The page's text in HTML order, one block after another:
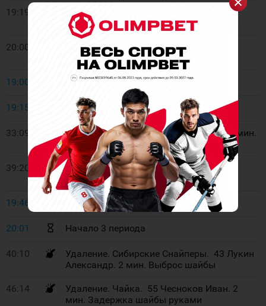
19:19 2:0- Коченевский Роман (Лукин
Александр). В равенстве
20:00
Удаление. Сибирские Снайперы. 28
Решетько Михаил. 2 мин. Блокировка
19:00 Окончание 1 периода
19:15 Начало 2 периода
33:09
Удаление. Чайка. 87 Наумов Игорь. 2 мин.
Блокировка
39:20
Удаление. Сибирские Снайперы. 97
Михалёв Владимир. 2 мин. Симуляция
19:46 Окончание 2 периода
20:01 Начало 3 периода
40:10
Удаление. Сибирские Снайперы. 43 Лукин
Александр. 2 мин. Выброс шайбы
46:14
Удаление. Чайка. 55 Чесноков Иван. 2
мин. Задержка шайбы руками